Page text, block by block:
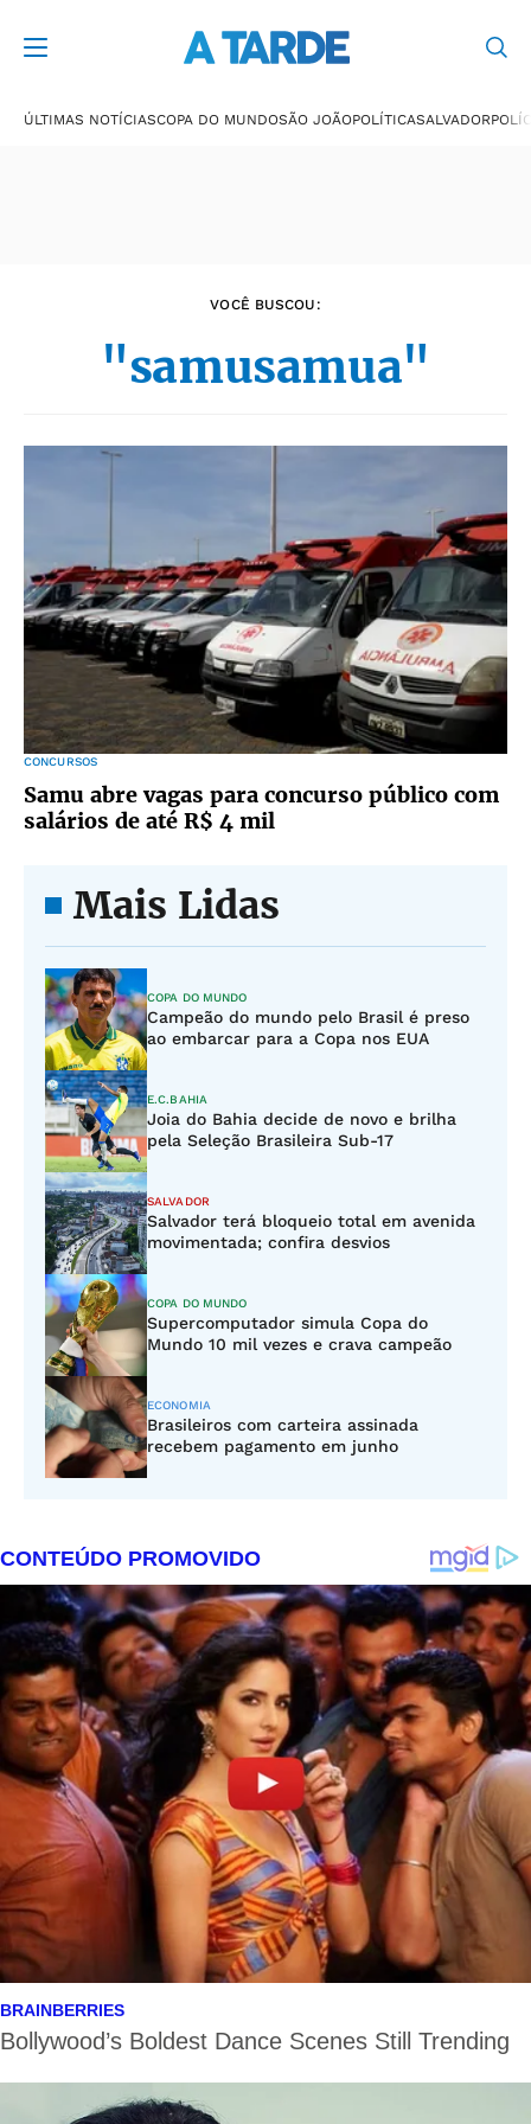
ÚLTIMAS NOTÍCIASCOPA DO MUNDOSÃO JOÃOPOLÍTICASALVADOR
VOCÊ BUSCOU:
"samusamua"
CONCURSOS
Samu abre vagas para concurso público com
salários de até R$ 4 mil
Mais Lidas
COPA DO MUNDO
Campeão do mundo pelo Brasil é preso
ao embarcar para a Copa nos EUA
E.C.BAHIA
Joia do Bahia decide de novo e brilha
pela Seleção Brasileira Sub-17
SALVADOR
Salvador terá bloqueio total em avenida
movimentada; confira desvios
COPA DO MUNDO
Supercomputador simula Copa do
Mundo 10 mil vezes e crava campeão
ECONOMIA
Brasileiros com carteira assinada
recebem pagamento em junho